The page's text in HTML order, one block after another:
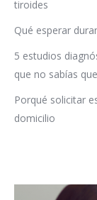
tiroides
Qué esperar
5 estudios
que no sabías
Porqué solicitar
domicilio